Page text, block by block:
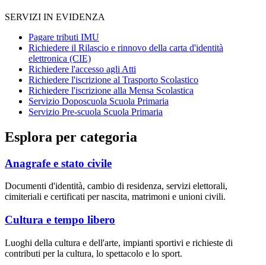
SERVIZI IN EVIDENZA
Pagare tributi IMU
Richiedere il Rilascio e rinnovo della carta d'identità
elettronica (CIE)
Richiedere l'accesso agli Atti
Richiedere l'iscrizione al Trasporto Scolastico
Richiedere l'iscrizione alla Mensa Scolastica
Servizio Doposcuola Scuola Primaria
Servizio Pre-scuola Scuola Primaria
Esplora per categoria
Anagrafe e stato civile
Documenti d'identità, cambio di residenza, servizi elettorali,
cimiteriali e certificati per nascita, matrimoni e unioni civili.
Cultura e tempo libero
Luoghi della cultura e dell'arte, impianti sportivi e richieste di
contributi per la cultura, lo spettacolo e lo sport.